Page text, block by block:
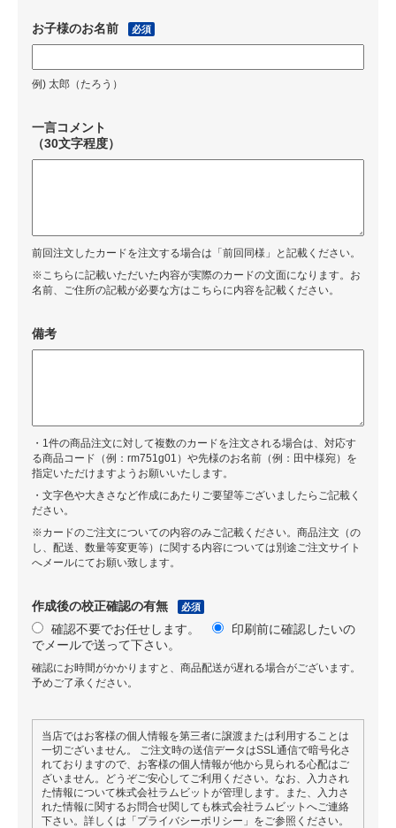
お子様のお名前 必須
例) 太郎（たろう）
一言コメント
（30文字程度）
前回注文したカードを注文する場合は「前回同様」と記載ください。
※こちらに記載いただいた内容が実際のカードの文面になります。お
名前、ご住所の記載が必要な方はこちらに内容を記載ください。
備考
・1件の商品注文に対して複数のカードを注文される場合は、対応す
る商品コード（例：rm751g01）や先様のお名前（例：田中様宛）を
指定いただけますようお願いいたします。
・文字色や大きさなど作成にあたりご要望等ございましたらご記載く
ださい。
※カードのご注文についての内容のみご記載ください。商品注文（の
し、配送、数量等変更等）に関する内容については別途ご注文サイト
へメールにてお願い致します。
作成後の校正確認の有無 必須
確認不要でお任せします。
印刷前に確認したいの
でメールで送って下さい。
確認にお時間がかかりますと、商品配送が遅れる場合がございます。
予めご了承ください。
当店ではお客様の個人情報を第三者に譲渡または利用することは
一切ございません。 ご注文時の送信データはSSL通信で暗号化さ
れておりますので、お客様の個人情報が他から見られる心配はご
ざいません。どうぞご安心してご利用ください。なお、入力され
た情報について株式会社ラムビットが管理します。また、入力さ
れた情報に関するお問合せ関しても株式会社ラムビットへご連絡
下さい。詳しくは「プライバシーポリシー」をご参照ください。